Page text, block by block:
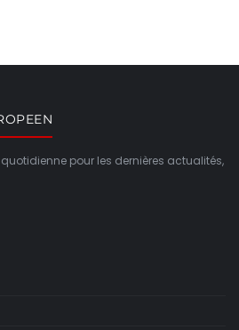
pour les dernières actualités,